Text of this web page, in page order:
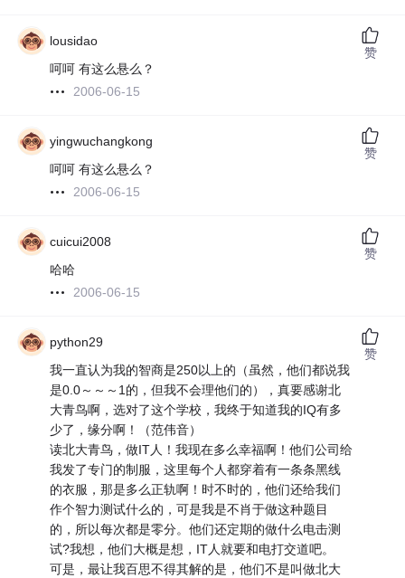
lousidao
呵呵 有这么悬么？
2006-06-15
赞
yingwuchangkong
呵呵 有这么悬么？
2006-06-15
赞
cuicui2008
哈哈
2006-06-15
赞
python29
我一直认为我的智商是250以上的（虽然，他们都说我
是0.0～～～1的，但我不会理他们的），真要感谢北
大青鸟啊，选对了这个学校，我终于知道我的IQ有多
少了，缘分啊！（范伟音）
读北大青鸟，做IT人！我现在多么幸福啊！他们公司给
我发了专门的制服，这里每个人都穿着有一条条黑线
的衣服，那是多么正轨啊！时不时的，他们还给我们
作个智力测试什么的，可是我是不肖于做这种题目
的，所以每次都是零分。他们还定期的做什么电击测
试?我想，他们大概是想，IT人就要和电打交道吧。
可是，最让我百思不得其解的是，他们不是叫做北大
赞